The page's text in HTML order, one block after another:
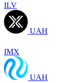
ILV
UAH
IMX
UAH